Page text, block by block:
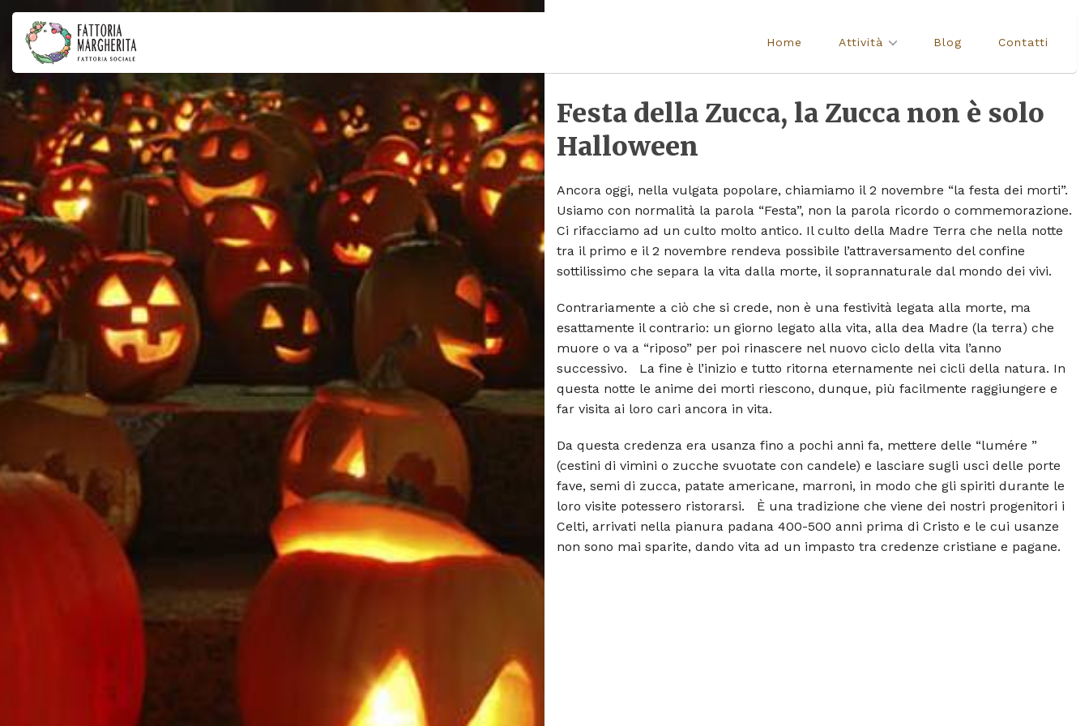
Home Attività Blog Contatti
Festa della Zucca, la Zucca non è solo
Halloween
Ancora oggi, nella vulgata popolare, chiamiamo il 2 novembre “la festa dei morti”.
Usiamo con normalità la parola “Festa”, non la parola ricordo o commemorazione.
Ci rifacciamo ad un culto molto antico. Il culto della Madre Terra che nella notte
tra il primo e il 2 novembre rendeva possibile l’attraversamento del confine
sottilissimo che separa la vita dalla morte, il soprannaturale dal mondo dei vivi.
Contrariamente a ciò che si crede, non è una festività legata alla morte, ma
esattamente il contrario: un giorno legato alla vita, alla dea Madre (la terra) che
muore o va a “riposo” per poi rinascere nel nuovo ciclo della vita l’anno
successivo. La fine è l’inizio e tutto ritorna eternamente nei cicli della natura. In
questa notte le anime dei morti riescono, dunque, più facilmente raggiungere e
far visita ai loro cari ancora in vita.
Da questa credenza era usanza fino a pochi anni fa, mettere delle “lumére ”
(cestini di vimini o zucche svuotate con candele) e lasciare sugli usci delle porte
fave, semi di zucca, patate americane, marroni, in modo che gli spiriti durante le
loro visite potessero ristorarsi. È una tradizione che viene dei nostri progenitori i
Celti, arrivati nella pianura padana 400-500 anni prima di Cristo e le cui usanze
non sono mai sparite, dando vita ad un impasto tra credenze cristiane e pagane.